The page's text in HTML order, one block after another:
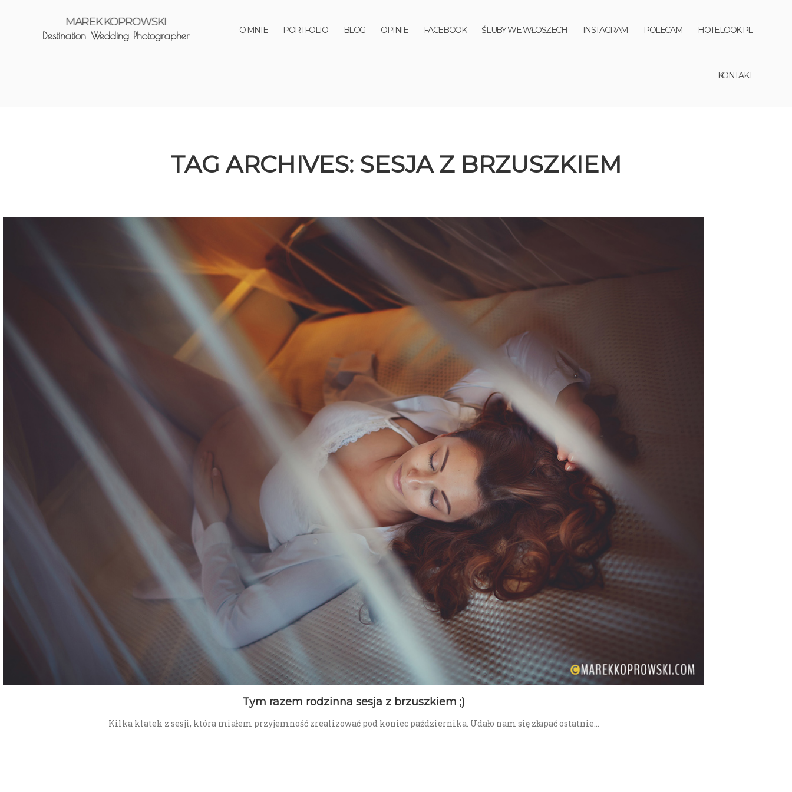
MAREK KOPROWSKI
Destination Wedding Photographer O MNIE PORTFOLIO BLOG OPINIE FACEBOOK ŚLUBY WE WŁOSZECH INSTAGRAM POLECAM HOTELOOK.PL
KONTAKT
TAG ARCHIVES: SESJA Z BRZUSZKIEM
Tym razem rodzinna sesja z brzuszkiem ;)
Kilka klatek z sesji, która miałem przyjemność zrealizować pod koniec października. Udało nam się złapać ostatnie…